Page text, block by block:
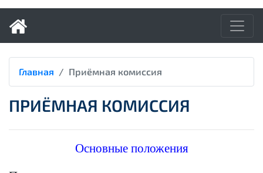
Главная Приёмная комиссия
ПРИЁМНАЯ КОМИССИЯ
Основные положения